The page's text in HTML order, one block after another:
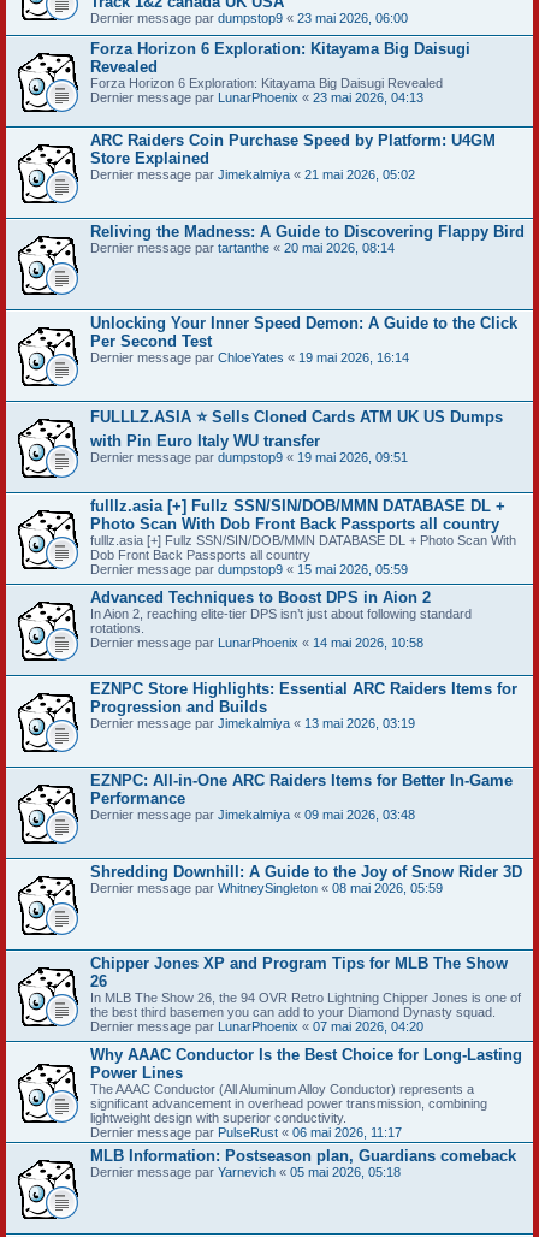
Dernier message par dumpstop9 « 23 mai 2026, 06:00
Forza Horizon 6 Exploration: Kitayama Big Daisugi
Revealed
Forza Horizon 6 Exploration: Kitayama Big Daisugi Revealed
Dernier message par LunarPhoenix « 23 mai 2026, 04:13
ARC Raiders Coin Purchase Speed by Platform: U4GM
Store Explained
Dernier message par Jimekalmiya « 21 mai 2026, 05:02
Reliving the Madness: A Guide to Discovering Flappy Bird
Dernier message par tartanthe « 20 mai 2026, 08:14
Unlocking Your Inner Speed Demon: A Guide to the Click
Per Second Test
Dernier message par ChloeYates « 19 mai 2026, 16:14
FULLLZ.ASIA ⭐️ Sells Cloned Cards ATM UK US Dumps
with Pin Euro Italy WU transfer
Dernier message par dumpstop9 « 19 mai 2026, 09:51
fulllz.asia [+] Fullz SSN/SIN/DOB/MMN DATABASE DL +
Photo Scan With Dob Front Back Passports all country
fulllz.asia [+] Fullz SSN/SIN/DOB/MMN DATABASE DL + Photo Scan With
Dob Front Back Passports all country
Dernier message par dumpstop9 « 15 mai 2026, 05:59
Advanced Techniques to Boost DPS in Aion 2
In Aion 2, reaching elite-tier DPS isn’t just about following standard
rotations.
Dernier message par LunarPhoenix « 14 mai 2026, 10:58
EZNPC Store Highlights: Essential ARC Raiders Items for
Progression and Builds
Dernier message par Jimekalmiya « 13 mai 2026, 03:19
EZNPC: All-in-One ARC Raiders Items for Better In-Game
Performance
Dernier message par Jimekalmiya « 09 mai 2026, 03:48
Shredding Downhill: A Guide to the Joy of Snow Rider 3D
Dernier message par WhitneySingleton « 08 mai 2026, 05:59
Chipper Jones XP and Program Tips for MLB The Show
26
In MLB The Show 26, the 94 OVR Retro Lightning Chipper Jones is one of
the best third basemen you can add to your Diamond Dynasty squad.
Dernier message par LunarPhoenix « 07 mai 2026, 04:20
Why AAAC Conductor Is the Best Choice for Long-Lasting
Power Lines
The AAAC Conductor (All Aluminum Alloy Conductor) represents a
significant advancement in overhead power transmission, combining
lightweight design with superior conductivity.
Dernier message par PulseRust « 06 mai 2026, 11:17
MLB Information: Postseason plan, Guardians comeback
Dernier message par Yarnevich « 05 mai 2026, 05:18